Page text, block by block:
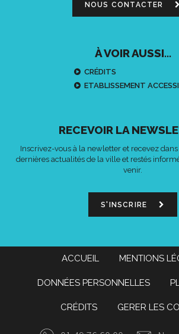
NOUS CONTACTER
À VOIR AUSSI...
CRÉDITS
ETABLISSEMENT
RECEVOIR LA
Inscrivez-vous à la newletter et recevez
dernières actualités de la ville et restés
venir.
S'INSCRIRE
ACCUEIL MENTIONS
DONNÉES PERSONNELLES
CRÉDITS GERER LES